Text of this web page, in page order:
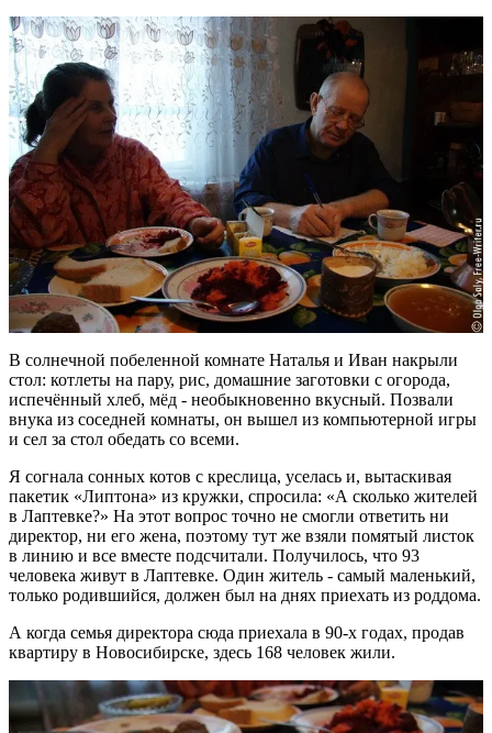
В солнечной побеленной комнате Наталья и Иван накрыли
стол: котлеты на пару, рис, домашние заготовки с огорода,
испечённый хлеб, мёд - необыкновенно вкусный. Позвали
внука из соседней комнаты, он вышел из компьютерной игры
и сел за стол обедать со всеми.
Я согнала сонных котов с креслица, уселась и, вытаскивая
пакетик «Липтона» из кружки, спросила: «А сколько жителей
в Лаптевке?» На этот вопрос точно не смогли ответить ни
директор, ни его жена, поэтому тут же взяли помятый листок
в линию и все вместе подсчитали. Получилось, что 93
человека живут в Лаптевке. Один житель - самый маленький,
только родившийся, должен был на днях приехать из роддома.
А когда семья директора сюда приехала в 90-х годах, продав
квартиру в Новосибирске, здесь 168 человек жили.